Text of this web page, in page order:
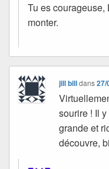
Tu es courageuse,
monter.
jill billdans27/
sourire ! Il
grande et
découvre,